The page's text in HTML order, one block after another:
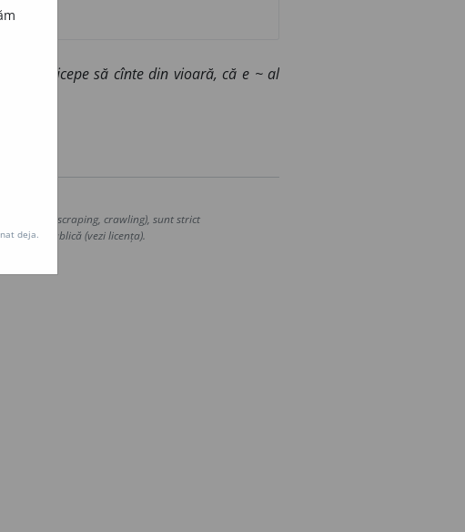
: se pricepe să cînte din vioară, că e ~ al
(web scraping, crawling), sunt strict
publică (vezi licența).
deja.